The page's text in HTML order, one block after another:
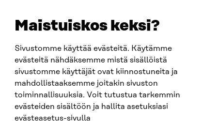
Maistuiskos keksi?
Sivustomme käyttää evästeitä. Käytämme
evästeitä nähdäksemme mistä sisällöistä
sivustomme käyttäjät ovat kiinnostuneita ja
mahdollistaaksemme joitakin sivuston
toiminnallisuuksia. Voit tutustua tarkemmin
evästeiden sisältöön ja hallita asetuksiasi
evästeasetus-sivulla
SITRA SOSIAALISESSA MEDIASSA
LinkedIn
Instagram
YouTube